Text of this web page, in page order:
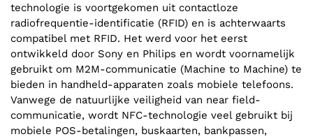
technologie is voortgekomen uit contactloze
radiofrequentie-identificatie (RFID) en is achterwaarts
compatibel met RFID. Het werd voor het eerst
ontwikkeld door Sony en Philips en wordt voornamelijk
gebruikt om M2M-communicatie (Machine to Machine) te
bieden in handheld-apparaten zoals mobiele telefoons.
Vanwege de natuurlijke veiligheid van near field-
communicatie, wordt NFC-technologie veel gebruikt bij
mobiele POS-betalingen, buskaarten, bankpassen,